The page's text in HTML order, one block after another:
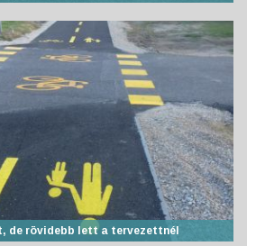
de rövidebb lett a tervezettnél